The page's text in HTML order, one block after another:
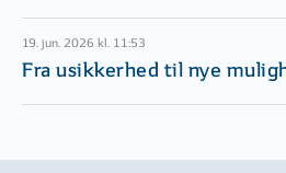
19. jun. 2026 kl. 11:53
Fra usikkerhed til nye